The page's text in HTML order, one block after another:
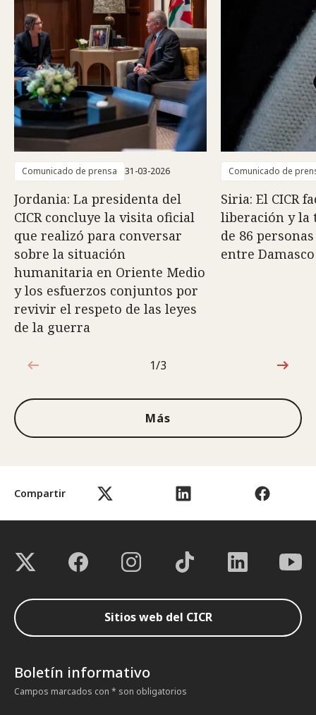
Compartir
Comunicado de prensa 31-03-2026
Jordania: La presidenta del
CICR concluye la visita oficial
que realizó para conversar
sobre la situación
humanitaria en Oriente Medio
y los esfuerzos conjuntos por
revivir el respeto de las leyes
de la guerra
Comunicado de
Siria: El CICR
liberación y la
de 86
entre
1de3
1/3
Más
Sitios web del CICR
Boletín informativo
Campos marcados con * son obligatorios